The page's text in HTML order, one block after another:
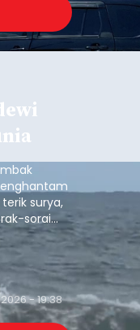
surya,
sorai
(9/8/2026).
- 19:38